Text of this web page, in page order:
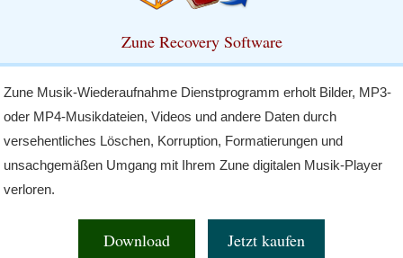
Zune Recovery Software
Zune Musik-Wiederaufnahme Dienstprogramm erholt Bilder, MP3-
oder MP4-Musikdateien, Videos und andere Daten durch
versehentliches Löschen, Korruption, Formatierungen und
unsachgemäßen Umgang mit Ihrem Zune digitalen Musik-Player
verloren.
Download Jetzt kaufen